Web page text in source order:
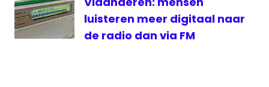
luisteren meer digitaal naar
de radio dan via FM